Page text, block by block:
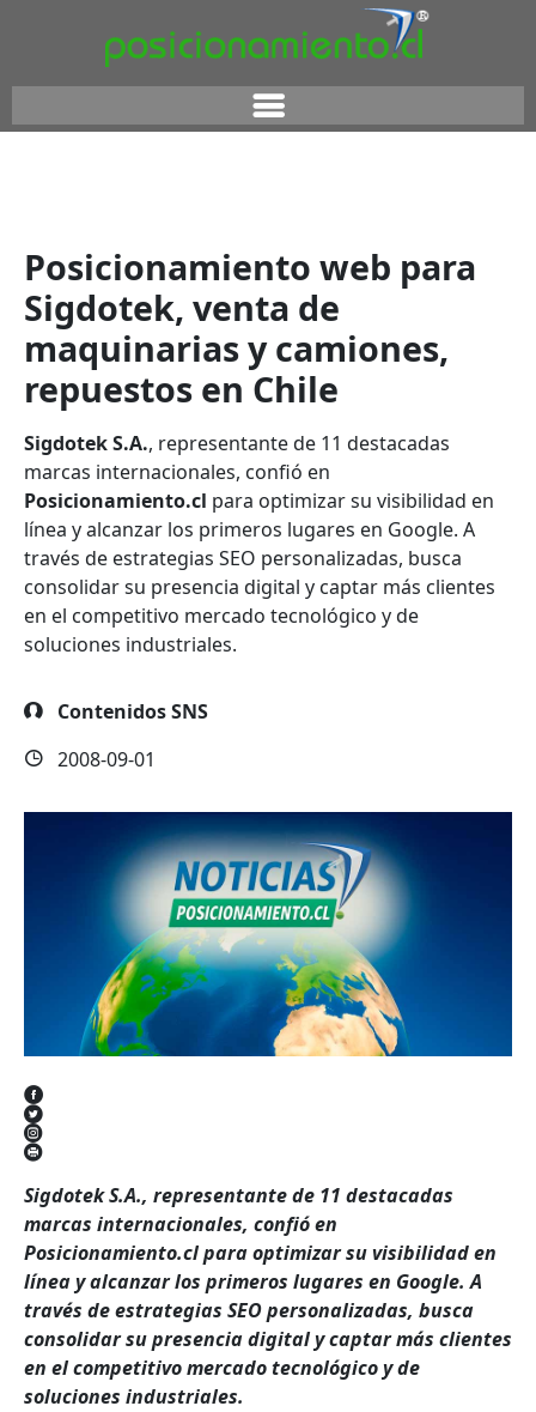
Posicionamiento web para
Sigdotek, venta de
maquinarias y camiones,
repuestos en Chile
Sigdotek S.A., representante de 11 destacadas
marcas internacionales, confió en
Posicionamiento.cl para optimizar su visibilidad en
línea y alcanzar los primeros lugares en Google. A
través de estrategias SEO personalizadas, busca
consolidar su presencia digital y captar más clientes
en el competitivo mercado tecnológico y de
soluciones industriales.
Contenidos SNS
2008-09-01
Sigdotek S.A., representante de 11 destacadas
marcas internacionales, confió en
Posicionamiento.cl para optimizar su visibilidad en
línea y alcanzar los primeros lugares en Google. A
través de estrategias SEO personalizadas, busca
consolidar su presencia digital y captar más clientes
en el competitivo mercado tecnológico y de
soluciones industriales.